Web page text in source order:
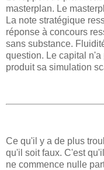
masterplan. Le
La note stratégique
réponse à concours
sans substance.
question. Le capital
produit sa simulation
Ce qu'il y a de plus
qu'il soit faux. C'est
ne commence nulle